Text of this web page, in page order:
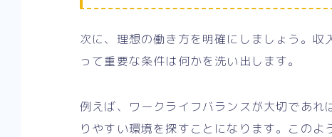
次に、理想の働き方を明確にしましょう。
って重要な条件は何かを洗い出します。
例えば、ワークライフバランスが大切であ
りやすい環境を探すことになります。この